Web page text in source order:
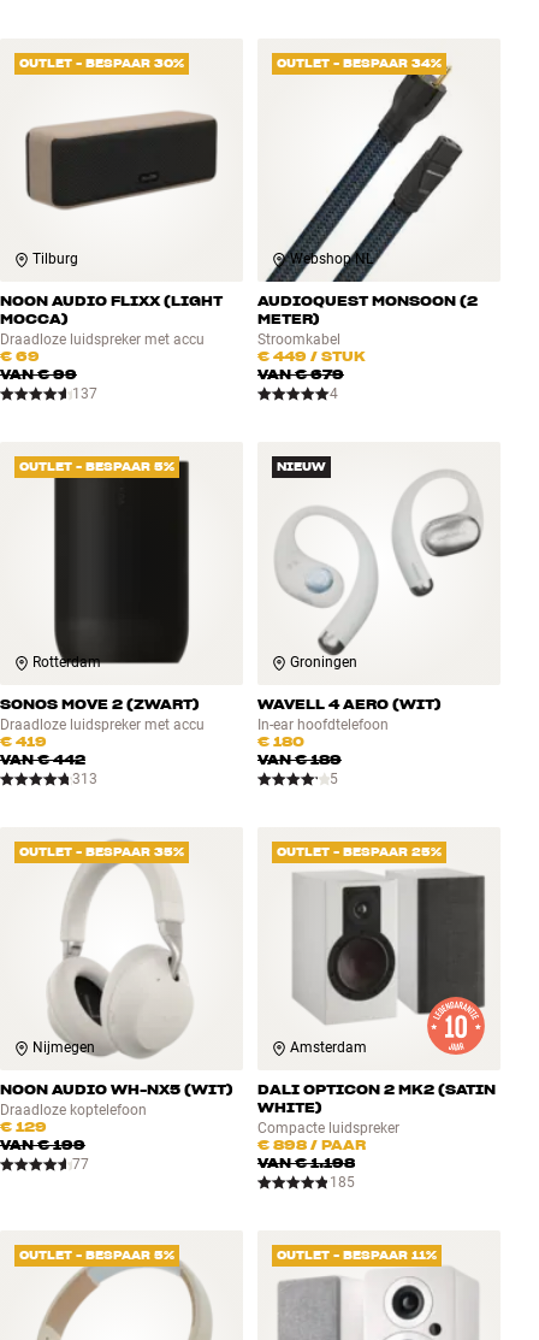
OUTLET - BESPAAR 30%
Tilburg
NOON AUDIO FLIXX (LIGHT
MOCCA)
Draadloze luidspreker met accu
€ 69
VAN€ 99
137
OUTLET - BESPAAR 34%
Webshop NL
AUDIOQUEST MONSOON (2
METER)
Stroomkabel
€ 449 / STUK
VAN€ 679
4
OUTLET - BESPAAR 5%
Rotterdam
SONOS MOVE 2 (ZWART)
Draadloze luidspreker met accu
€ 419
VAN€ 442
313
NIEUW
Groningen
WAVELL 4 AERO (WIT)
In-ear hoofdtelefoon
€ 180
VAN€ 189
5
OUTLET - BESPAAR 35%
Nijmegen
NOON AUDIO WH-NX5 (WIT)
Draadloze koptelefoon
€ 129
VAN€ 199
77
OUTLET - BESPAAR 25%
Amsterdam
DALI OPTICON 2 MK2 (SATIN
WHITE)
Compacte luidspreker
€ 898 / PAAR
VAN€ 1.198
185
OUTLET - BESPAAR 5% OUTLET - BESPAAR 11%